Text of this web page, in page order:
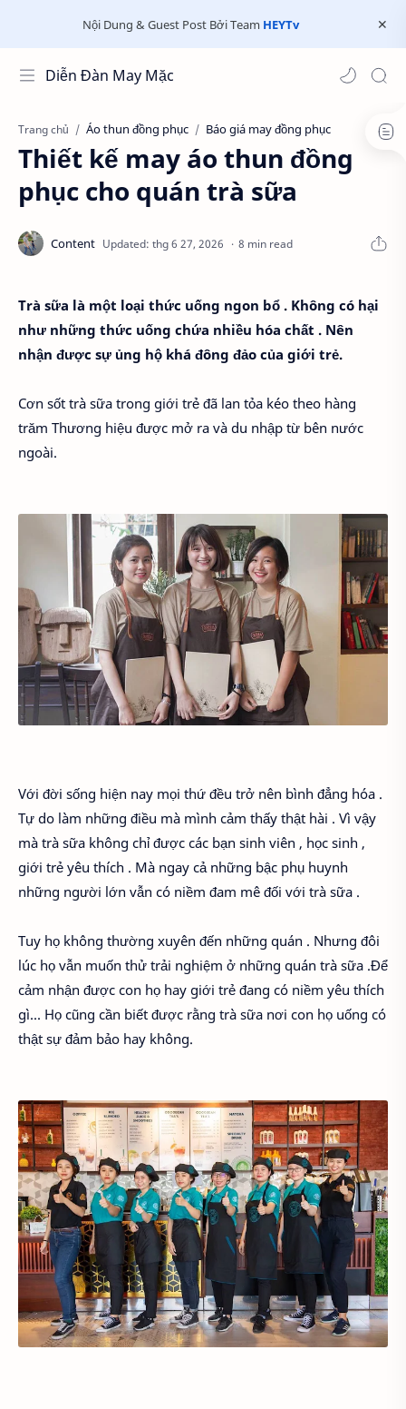
Nội Dung & Guest Post Bởi Team HEYTv
Diễn Đàn May Mặc
Trang chủ Áo thun đồng phục Báo giá may đồng phục
Thiết kế may áo thun đồng
phục cho quán trà sữa
8 min read
Trà sữa là một loại thức uống ngon bổ . Không có hại
như những thức uống chứa nhiều hóa chất . Nên
nhận được sự ủng hộ khá đông đảo của giới trẻ.
Cơn sốt trà sữa trong giới trẻ đã lan tỏa kéo theo hàng
trăm Thương hiệu được mở ra và du nhập từ bên nước
ngoài.
Với đời sống hiện nay mọi thứ đều trở nên bình đẳng hóa .
Tự do làm những điều mà mình cảm thấy thật hài . Vì vậy
mà trà sữa không chỉ được các bạn sinh viên , học sinh ,
giới trẻ yêu thích . Mà ngay cả những bậc phụ huynh
những người lớn vẫn có niềm đam mê đối với trà sữa .
Tuy họ không thường xuyên đến những quán . Nhưng đôi
lúc họ vẫn muốn thử trải nghiệm ở những quán trà sữa .Để
cảm nhận được con họ hay giới trẻ đang có niềm yêu thích
gì... Họ cũng cần biết được rằng trà sữa nơi con họ uống có
thật sự đảm bảo hay không.